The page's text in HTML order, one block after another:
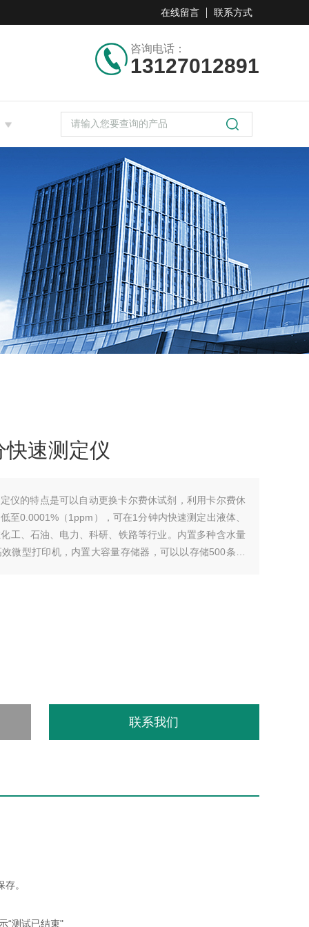
在线留言 联系方式
咨询电话：
13127012891
速测定仪
仪的特点是可以自动更换卡尔费休试剂，利用卡尔费休
至0.0001%（1ppm），可在1分钟内快速测定出液体、
工、石油、电力、科研、铁路等行业。内置多种含水量
微型打印机，内置大容量存储器，可以以存储500条试
联系我们
。
“测试已结束"